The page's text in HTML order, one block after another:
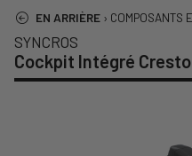
EN ARRIÈRE › COMPOSANTS
SYNCROS
Cockpit Intégré